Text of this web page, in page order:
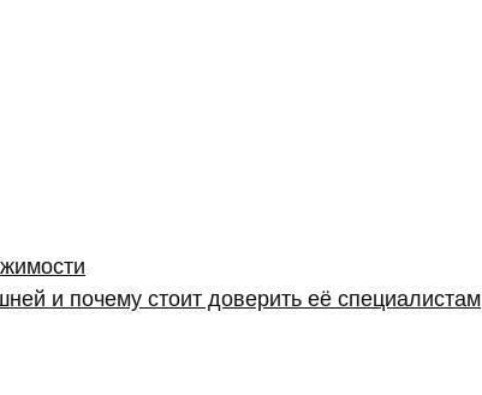
и почему стоит доверить её специалистам